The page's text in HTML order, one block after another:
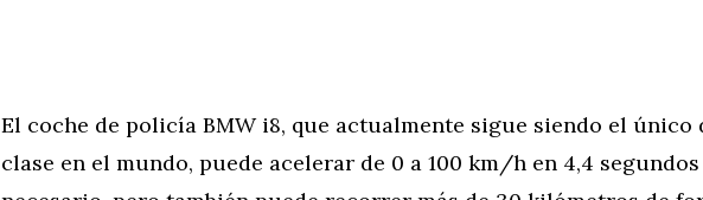
El coche de policía BMW i8, que actualmente sigue siendo el único
clase en el mundo, puede acelerar de 0 a 100 km/h en 4,4 segundos